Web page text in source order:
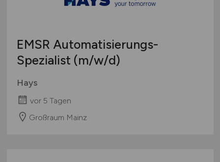
EMSR Automatisierungs-
Spezialist (m/w/d)
Hays
vor 5 Tagen
Großraum Mainz